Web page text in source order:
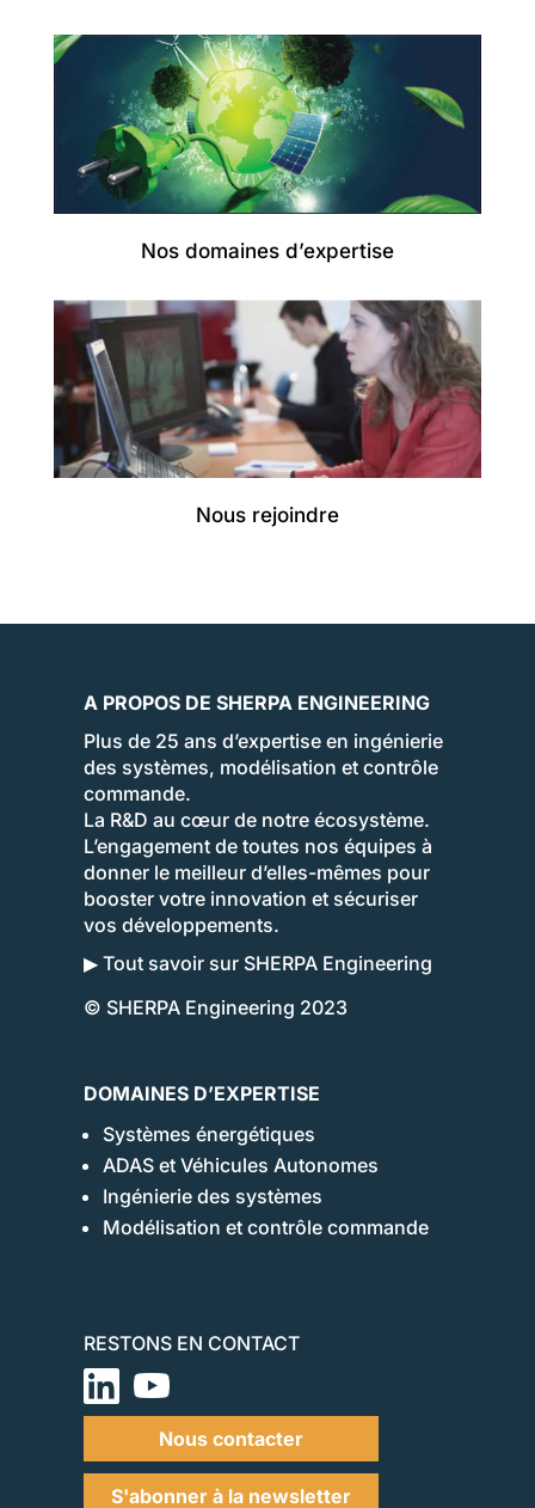
Nos domaines d’expertise
Nous rejoindre
A PROPOS DE SHERPA ENGINEERING
Plus de 25 ans d’expertise en ingénierie
des systèmes, modélisation et contrôle
commande.
La R&D au cœur de notre écosystème.
L’engagement de toutes nos équipes à
donner le meilleur d’elles-mêmes pour
booster votre innovation et sécuriser
vos développements.
▶ Tout savoir sur SHERPA Engineering
© SHERPA Engineering 2023
DOMAINES D’EXPERTISE
Systèmes énergétiques
ADAS et Véhicules Autonomes
Ingénierie des systèmes
Modélisation et contrôle commande
RESTONS EN CONTACT
Nous contacter
S'abonner à la newsletter